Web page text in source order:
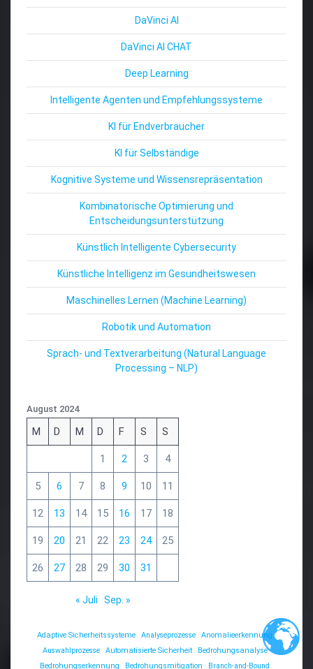
DaVinci AI
DaVinci AI CHAT
Deep Learning
Intelligente Agenten und Empfehlungssysteme
KI für Endverbraucher
KI für Selbständige
Kognitive Systeme und Wissensrepräsentation
Kombinatorische Optimierung und
Entscheidungsunterstützung
Künstlich Intelligente Cybersecurity
Künstliche Intelligenz im Gesundheitswesen
Maschinelles Lernen (Machine Learning)
Robotik und Automation
Sprach- und Textverarbeitung (Natural Language
Processing – NLP)
August 2024
M D M D F S S
1 2 3 4
5 6 7 8 9 10 11
12 13 14 15 16 17 18
19 20 21 22 23 24 25
26 27 28 29 30 31
« Juli Sep. »
Adaptive Sicherheitssysteme Analyseprozesse
Anomalieerkennung
Auswahlprozesse
Automatisierte Sicherheit
Bedrohungsanalyse
Bedrohungserkennung
Bedrohungsmitigation Branch-and-Bound